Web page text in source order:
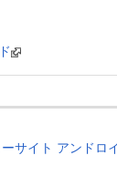
サイト アンドロ